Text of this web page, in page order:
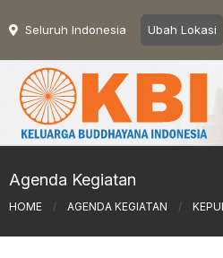
Seluruh Indonesia Ubah Lokasi
Agenda Kegiatan
HOME / AGENDA KEGIATAN /